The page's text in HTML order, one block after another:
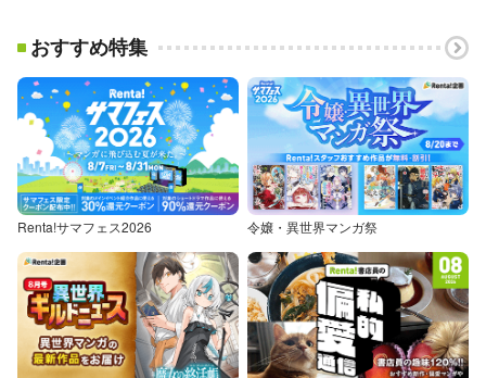
おすすめ特集
Renta!サマフェス2026 令嬢・異世界マンガ祭